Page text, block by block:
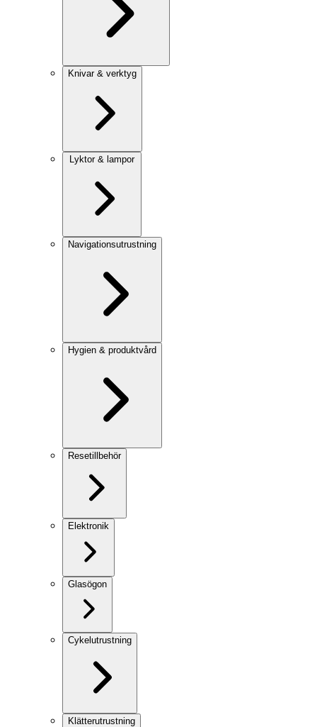
Knivar & verktyg
Lyktor & lampor
Navigationsutrustning
Hygien & produktvård
Resetillbehör
Elektronik
Glasögon
Cykelutrustning
Klätterutrustning